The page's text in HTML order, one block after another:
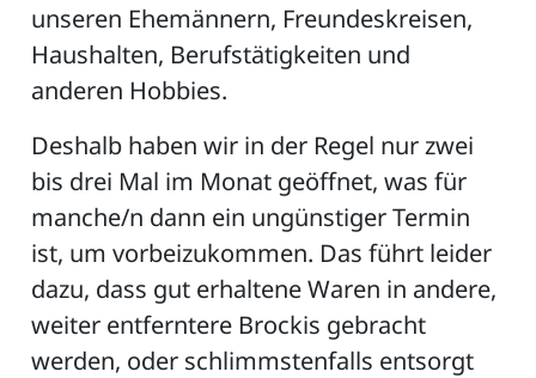
unseren Ehemännern, Freundeskreisen,
Haushalten, Berufstätigkeiten und
anderen Hobbies.
Deshalb haben wir in der Regel nur zwei
bis drei Mal im Monat geöffnet, was für
manche/n dann ein ungünstiger Termin
ist, um vorbeizukommen. Das führt leider
dazu, dass gut erhaltene Waren in andere,
weiter entferntere Brockis gebracht
werden, oder schlimmstenfalls entsorgt